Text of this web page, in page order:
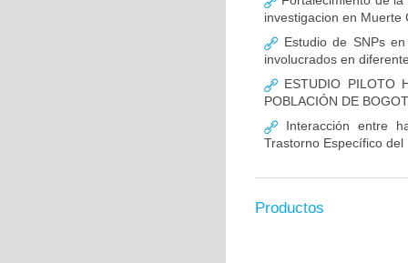
investigacion en Muerte
Estudio de SNPs
involucrados en
ESTUDIO PILOTO
POBLACIÓN DE
Interacción entre
Trastorno Específico del
Productos